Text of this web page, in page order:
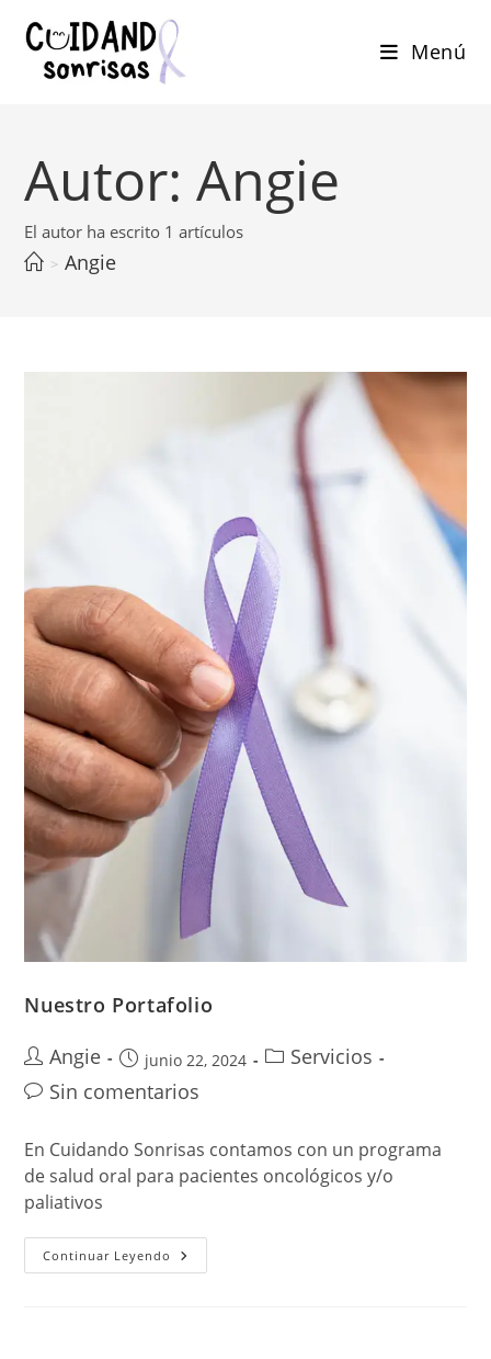
Menú
Autor:Angie
El autor ha escrito 1 artículos
> Angie
Nuestro Portafolio
Angie
junio 22, 2024
Servicios
Sin comentarios
En Cuidando Sonrisas contamos con un programa
de salud oral para pacientes oncológicos y/o
paliativos
Continuar Leyendo